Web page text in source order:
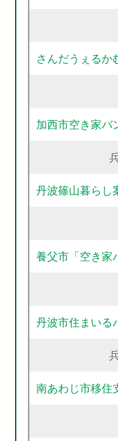
さんだうぇるか
加西市空き家バ
丹波篠山暮ら
養父市「空き家
丹波市住まいる
南あわじ市移